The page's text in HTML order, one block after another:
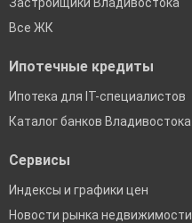
Все ЖК
Ипотечные кредиты
Ипотека для IT-специалистов
Каталог банков Владивостока
Сервисы
Индексы и графики цен
Новости рынка недвижимости